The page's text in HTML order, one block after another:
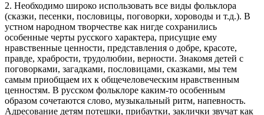
2. Необходимо широко использовать все виды фольклора
(сказки, песенки, пословицы, поговорки, хороводы и т.д.). В
устном народном творчестве как нигде сохранились
особенные черты русского характера, присущие ему
нравственные ценности, представления о добре, красоте,
правде, храбрости, трудолюбии, верности. Знакомя детей с
поговорками, загадками, пословицами, сказками, мы тем
самым приобщаем их к общечеловеческим нравственным
ценностям. В русском фольклоре каким-то особенным
образом сочетаются слово, музыкальный ритм, напевность.
Адресование детям потешки, прибаутки, заклички звучат как